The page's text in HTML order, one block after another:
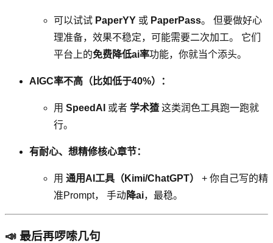
可以试试 PaperYY 或 PaperPass。 但要做好心
理准备，效果不稳定，可能需要二次加工。 它们
平台上的免费降低ai率功能，你就当个添头。
AIGC率不高（比如低于40%）：
用 SpeedAI 或者 学术猹这类润色工具跑一跑就
行。
有耐心、想精修核心章节：
用 通用AI工具（Kimi/ChatGPT）
+ 你自己写的精
准Prompt， 手动降ai，最稳。
📣 最后再啰嗦几句